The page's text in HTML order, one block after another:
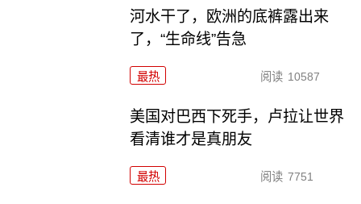
河水干了，欧洲的底裤露出来
了，“生命线”告急
最热 阅读 10587
美国对巴西下死手，卢拉让世界
看清谁才是真朋友
最热 阅读 7751